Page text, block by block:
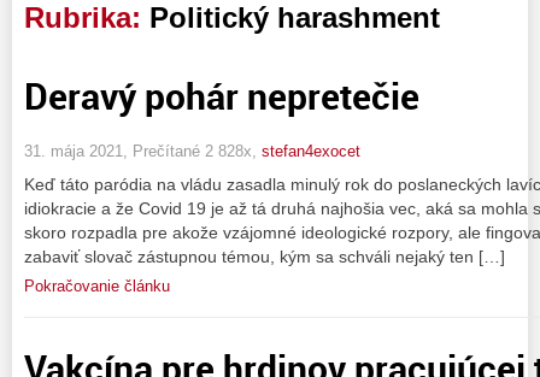
Rubrika: Politický harashment
Deravý pohár nepretečie
31. mája 2021, Prečítané 2 828x, stefan4exocet
Keď táto paródia na vládu zasadla minulý rok do poslaneckých
idiokracie a že Covid 19 je až tá druhá najhošia vec, aká sa mohla
skoro rozpadla pre akože vzájomné ideologické rozpory, ale
zabaviť slovač zástupnou témou, kým sa schváli nejaký ten […]
Pokračovanie článku